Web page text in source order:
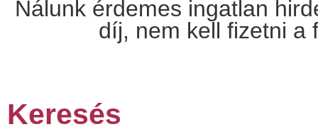
Nálunk érdemes ingatlan
díj, nem kell fizetni a
Keresés